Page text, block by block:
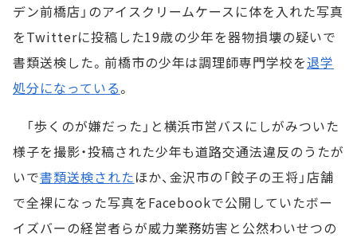
デン前橋店」のアイスクリームケースに体を入れた写真
をTwitterに投稿した19歳の少年を器物損壊の疑いで
書類送検した。前橋市の少年は調理師専門学校を退学
処分になっている。
「歩くのが嫌だった」と横浜市営バスにしがみついた
様子を撮影・投稿された少年も道路交通法違反のうたが
いで書類送検されたほか、金沢市の「餃子の王将」店舗
で全裸になった写真をFacebookで公開していたボー
イズバーの経営者らが威力業務妨害と公然わいせつの